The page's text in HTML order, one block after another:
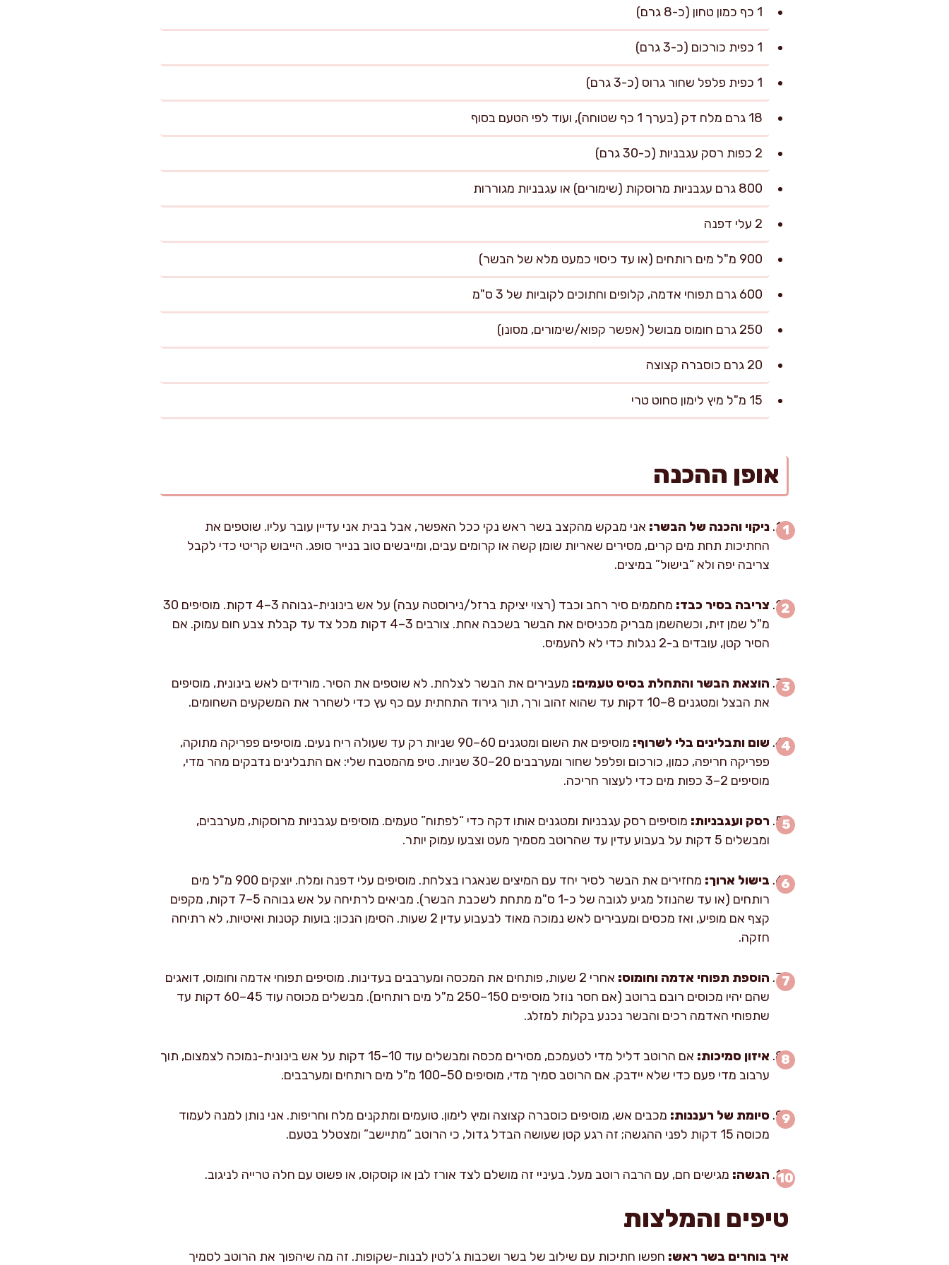
1 כף כמון טחון (כ-8 גרם)
1 כפית כורכום (כ-3 גרם)
1 כפית פלפל שחור גרוס (כ-3 גרם)
18 גרם מלח דק (בערך 1 כף שטוחה), ועוד לפי הטעם בסוף
2 כפות רסק עגבניות (כ-30 גרם)
800 גרם עגבניות מרוסקות (שימורים) או עגבניות מגוררות
2 עלי דפנה
900 מ"ל מים רותחים (או עד כיסוי כמעט מלא של הבשר)
600 גרם תפוחי אדמה, קלופים וחתוכים לקוביות של 3 ס"מ
250 גרם חומוס מבושל (אפשר קפוא/שימורים, מסונן)
20 גרם כוסברה קצוצה
15 מ"ל מיץ לימון סחוט טרי
אופן ההכנה
ניקוי והכנה של הבשר: אני מבקש מהקצב בשר ראש נקי ככל האפשר, אבל בבית אני עדיין עובר עליו. שוטפים את
החתיכות תחת מים קרים, מסירים שאריות שומן קשה או קרומים עבים, ומייבשים טוב בנייר סופג. הייבוש קריטי כדי לקבל
צריבה יפה ולא “בישול” במיצים.
צריבה בסיר כבד:
מחממים סיר רחב וכבד (רצוי יציקת ברזל/נירוסטה עבה) על אש בינונית-גבוהה 3–4 דקות. מוסיפים 30
מ"ל שמן זית, וכשהשמן מבריק מכניסים את הבשר בשכבה אחת. צורבים 3–4 דקות מכל צד עד קבלת צבע חום עמוק. אם
הסיר קטן, עובדים ב-2 נגלות כדי לא להעמיס.
הוצאת הבשר והתחלת בסיס טעמים: מעבירים את הבשר לצלחת. לא שוטפים את הסיר. מורידים לאש בינונית, מוסיפים
את הבצל ומטגנים 8–10 דקות עד שהוא זהוב ורך, תוך גירוד התחתית עם כף עץ כדי לשחרר את המשקעים השחומים.
שום ותבלינים בלי לשרוף:
מוסיפים את השום ומטגנים 60–90 שניות רק עד שעולה ריח נעים. מוסיפים פפריקה מתוקה,
פפריקה חריפה, כמון, כורכום ופלפל שחור ומערבבים 20–30 שניות. טיפ מהמטבח שלי: אם התבלינים נדבקים מהר מדי,
מוסיפים 2–3 כפות מים כדי לעצור חריכה.
רסק ועגבניות: מוסיפים רסק עגבניות ומטגנים אותו דקה כדי “לפתוח” טעמים. מוסיפים עגבניות מרוסקות, מערבבים,
ומבשלים 5 דקות על בעבוע עדין עד שהרוטב מסמיך מעט וצבעו עמוק יותר.
בישול ארוך:
מחזירים את הבשר לסיר יחד עם המיצים שנאגרו בצלחת. מוסיפים עלי דפנה ומלח. יוצקים 900 מ"ל מים
רותחים (או עד שהנוזל מגיע לגובה של כ-1 ס"מ מתחת לשכבת הבשר). מביאים לרתיחה על אש גבוהה 5–7 דקות, מקפים
קצף אם מופיע, ואז מכסים ומעבירים לאש נמוכה מאוד לבעבוע עדין 2 שעות. הסימן הנכון: בועות קטנות ואיטיות, לא רתיחה
חזקה.
הוספת תפוחי אדמה וחומוס:
אחרי 2 שעות, פותחים את המכסה ומערבבים בעדינות. מוסיפים תפוחי אדמה וחומוס, דואגים
שהם יהיו מכוסים רובם ברוטב (אם חסר נוזל מוסיפים 150–250 מ"ל מים רותחים). מבשלים מכוסה עוד 45–60 דקות עד
שתפוחי האדמה רכים והבשר נכנע בקלות למזלג.
איזון סמיכות:
אם הרוטב דליל מדי לטעמכם, מסירים מכסה ומבשלים עוד 10–15 דקות על אש בינונית-נמוכה לצמצום, תוך
ערבוב מדי פעם כדי שלא יידבק. אם הרוטב סמיך מדי, מוסיפים 50–100 מ"ל מים רותחים ומערבבים.
סיומת של רעננות: מכבים אש, מוסיפים כוסברה קצוצה ומיץ לימון. טועמים ומתקנים מלח וחריפות. אני נותן למנה לעמוד
מכוסה 15 דקות לפני ההגשה; זה רגע קטן שעושה הבדל גדול, כי הרוטב “מתיישב” ומצטלל בטעם.
הגשה: מגישים חם, עם הרבה רוטב מעל. בעיניי זה מושלם לצד אורז לבן או קוסקוס, או פשוט עם חלה טרייה לניגוב.
טיפים והמלצות
איך בוחרים בשר ראש: חפשו חתיכות עם שילוב של בשר ושכבות ג’לטין לבנות-שקופות. זה מה שיהפוך את הרוטב לסמיך